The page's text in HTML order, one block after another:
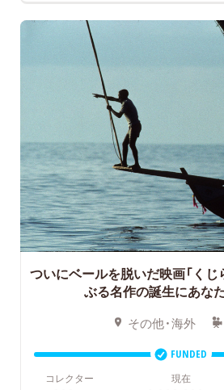
ついにベールを脱いだ映画「くじ
ぶる名作の誕生にあな
その他・海外
FUNDED
コレクター
現在